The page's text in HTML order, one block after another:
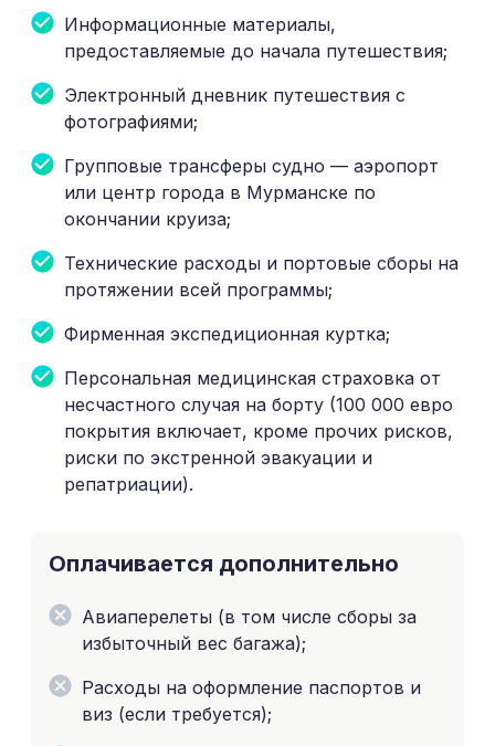
Информационные материалы,
предоставляемые до начала путешествия;
Электронный дневник путешествия с
фотографиями;
Групповые трансферы судно — аэропорт
или центр города в Мурманске по
окончании круиза;
Технические расходы и портовые сборы на
протяжении всей программы;
Фирменная экспедиционная куртка;
Персональная медицинская страховка от
несчастного случая на борту (100 000 евро
покрытия включает, кроме прочих рисков,
риски по экстренной эвакуации и
репатриации).
Оплачивается дополнительно
Авиаперелеты (в том числе сборы за
избыточный вес багажа);
Расходы на оформление паспортов и
виз (если требуется);